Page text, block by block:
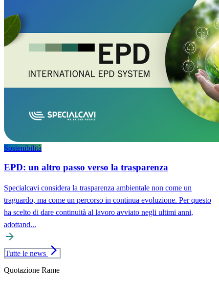
Sostenibilità
EPD: un altro passo verso la trasparenza
Specialcavi considera la trasparenza ambientale non come un
traguardo, ma come un percorso in continua evoluzione. Per questo
ha scelto di dare continuità al lavoro avviato negli ultimi anni,
adottand...
arrow_forward
Tutte le news arrow_forward_ios
Torna al contenuto principale
Quotazione Rame